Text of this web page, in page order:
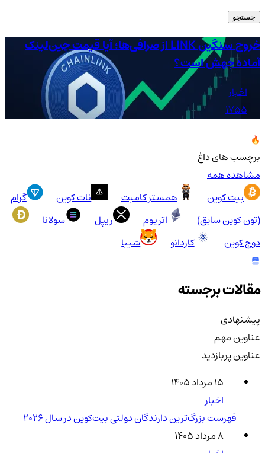
جستجو
خروج سنگین LINK از صرافی‌ها؛ آیا قیمت چین‌لینک
آماده جهش است؟
اخبار
1755
برچسب های داغ
مشاهده همه
بیت کوین
همستر کامبت نات کوین
گرام
(تون کوین سابق)
اتریوم ریپل
سولانا
دوج کوین
کاردانو شیبا
مقالات برجسته
پیشنهادی
عناوین مهم
عناوین پربازدید
۱۵ مرداد ۱۴۰۵
اخبار
فهرست بزرگ‌ترین دارندگان دولتی بیت‌کوین در سال 2026
۸ مرداد ۱۴۰۵